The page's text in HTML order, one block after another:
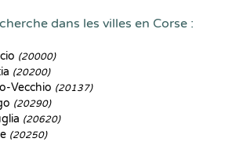
dans les villes en Corse :
(20000)
(20200)
Vecchio (20137)
(20290)
(20620)
(20250)